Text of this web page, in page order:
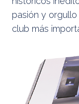
pasión y
club más